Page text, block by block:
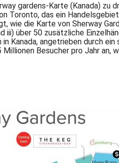
gardens-Karte (Kanada) zu
Toronto, das ein
wie die Karte von Sherway
iii) über 50 zusätzliche
Kanada, angetrieben durch
Besucher pro Jahr